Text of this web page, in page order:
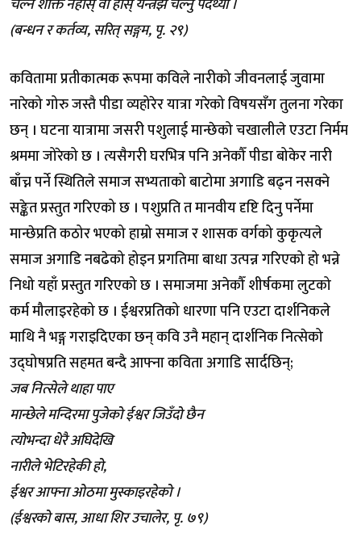
चल्ने शक्ति नहोस् वा होस् यन्त्रझैँ चल्नु पर्दथ्यो ।
(बन्धन र कर्तव्य, सरित् सङ्गम, पृ. २९)
कवितामा प्रतीकात्मक रूपमा कविले नारीको जीवनलाई जुवामा
नारेको गोरु जस्तै पीडा व्यहोरेर यात्रा गरेको विषयसँग तुलना गरेका
छन् । घटना यात्रामा जसरी पशुलाई मान्छेको चखालीले एउटा निर्मम
श्रममा जोरेको छ । त्यसैगरी घरभित्र पनि अनेकौँ पीडा बोकेर नारी
बाँच्न पर्ने स्थितिले समाज सभ्यताको बाटोमा अगाडि बढ्न नसक्ने
सङ्केत प्रस्तुत गरिएको छ । पशुप्रति त मानवीय दृष्टि दिनु पर्नेमा
मान्छेप्रति कठोर भएको हाम्रो समाज र शासक वर्गको कुकृत्यले
समाज अगाडि नबढेको होइन प्रगतिमा बाधा उत्पन्न गरिएको हो भन्ने
निधो यहाँ प्रस्तुत गरिएको छ । समाजमा अनेकौँ शीर्षकमा लुटको
कर्म मौलाइरहेको छ । ईश्वरप्रतिको धारणा पनि एउटा दार्शनिकले
माथि नै भङ्ग गराइदिएका छन् कवि उनै महान् दार्शनिक नित्सेको
उद्घोषप्रति सहमत बन्दै आफ्ना कविता अगाडि सार्दछिन्;
जब नित्सेले थाहा पाए
मान्छेले मन्दिरमा पुजेको ईश्वर जिउँदो छैन
त्योभन्दा धेरै अघिदेखि
नारीले भेटिरहेकी हो,
ईश्वर आफ्ना ओठमा मुस्काइरहेको ।
(ईश्वरको बास, आधा शिर उचालेर, पृ. ७९)